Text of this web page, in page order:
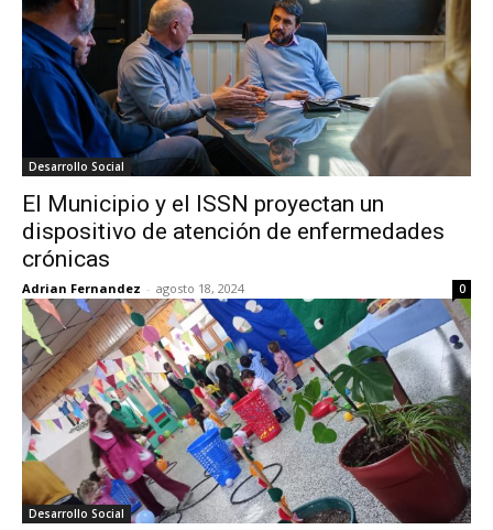
Desarrollo Social
El Municipio y el ISSN proyectan un
dispositivo de atención de enfermedades
crónicas
Adrian Fernandez - agosto 18, 2024 0
Desarrollo Social